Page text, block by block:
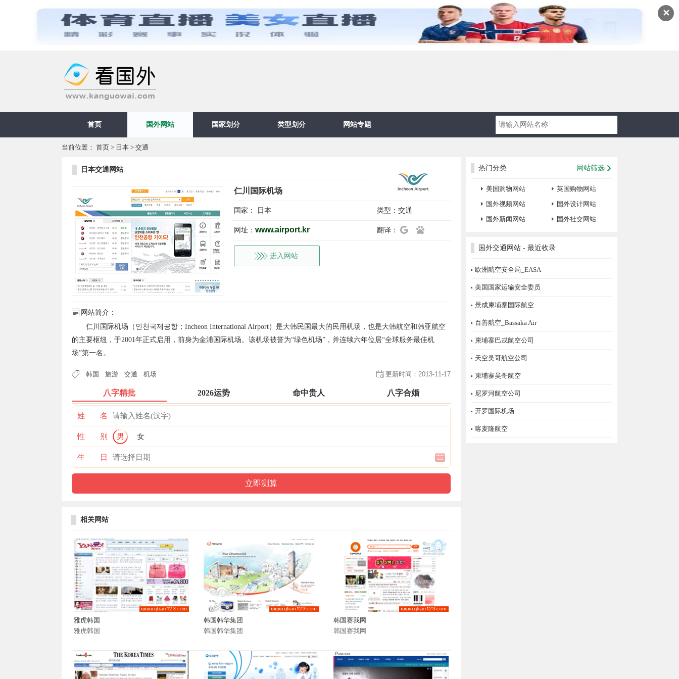
✕
首页 国外网站 国家划分 类型划分 网站专题
当前位置： 首页 > 日本 > 交通
日本交通网站
仁川国际机场
国家： 日本 类型： 交通
网址： www.airport.kr 翻译：
进入网站
网站简介：
仁川国际机场（인천국제공항；Incheon International Airport）是大韩民国最大的民用机场，也是大韩航空和韩亚航空
的主要枢纽，于2001年正式启用，前身为金浦国际机场。该机场被誉为“绿色机场”，并连续六年位居“全球服务最佳机
场”第一名。
韩国 旅游 交通 机场 更新时间： 2013-11-17
八字精批 2026运势 命中贵人 八字合婚
姓 名
性 别 男 女
生 日
相关网站
雅虎韩国
雅虎韩国
韩国韩华集团
韩国韩华集团
韩国赛我网
韩国赛我网
热门分类 网站筛选
美国购物网站
英国购物网站
国外视频网站
国外设计网站
国外新闻网站
国外社交网站
国外交通网站 - 最近收录
欧洲航空安全局_EASA
美国国家运输安全委员
景成柬埔寨国际航空
百善航空_Bassaka Air
柬埔寨巴戎航空公司
天空吴哥航空公司
柬埔寨吴哥航空
尼罗河航空公司
开罗国际机场
喀麦隆航空